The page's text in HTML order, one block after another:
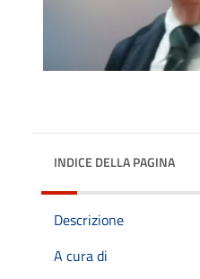
INDICE DELLA PAGINA
Descrizione
A cura di